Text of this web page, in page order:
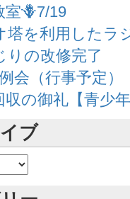
室🪻7/19
塔を利用したラ
りの改修完了
会（行事予定）
収の御礼【青少年
ブ